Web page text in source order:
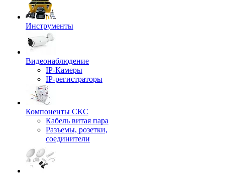
Инструменты
Видеонаблюдение
IP-Камеры
IP-регистраторы
Компоненты СКС
Кабель витая пара
Разъемы, розетки,
соединители